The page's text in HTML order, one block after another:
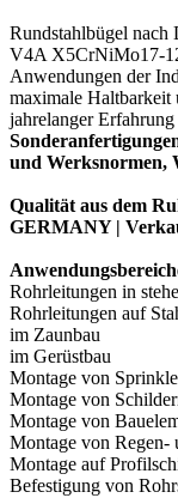
Rundstahlbügel nach
V4A X5CrNiMo17-
Anwendungen der
maximale Haltbarkeit
jahrelanger
und Werksnormen,
Qualität aus dem
GERMANY |
Rohrleitungen in
Rohrleitungen auf
im Zaunbau
im Gerüstbau
Montage von
Montage von
Montage von
Montage von Regen-
Montage auf
Befestigung von